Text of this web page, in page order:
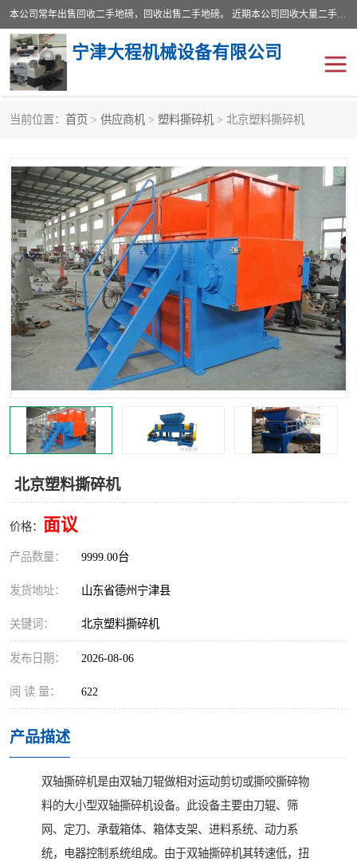
本公司常年出售回收二手地磅，回收出售二手地磅。 近期本公司回收大量二手地磅，型号齐全，宽度从2米到3.5米，长度5米到25米，承重吨位从10到200吨，成色7—9成新。 ? 使用年限6个月至2年，产品来源于个人闲置品，工矿企业停用品，因小换大而来。 精准度和新的一样， 二手地磅是内行人的选择，打个电话就省钱朋友您好等什么
宁津大程机械设备有限公司
当前位置： 首页 > 供应商机 > 塑料撕碎机 > 北京塑料撕碎机
北京塑料撕碎机
价格： 面议
产品数量： 9999.00台
发货地址： 山东省德州宁津县
关键词： 北京塑料撕碎机
发布日期： 2026-08-06
阅 读 量： 622
产品描述
双轴撕碎机是由双轴刀辊做相对运动剪切或撕咬撕碎物
料的大小型双轴撕碎机设备。此设备主要由刀辊、筛
网、定刀、承载箱体、箱体支架、进料系统、动力系
统，电器控制系统组成。由于双轴撕碎机其转速低，扭
地磅传感器 废纸打包机
烘干机
装载机电子秤 输送机
半自动输送机 全自动输送机
冷却塔 食品螺旋塔
木材撕碎机
塑料撕碎机 金属撕碎机